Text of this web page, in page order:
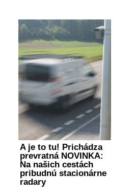
A je to tu! Prichádza
prevratná NOVINKA:
Na našich cestách
pribudnú stacionárne
radary